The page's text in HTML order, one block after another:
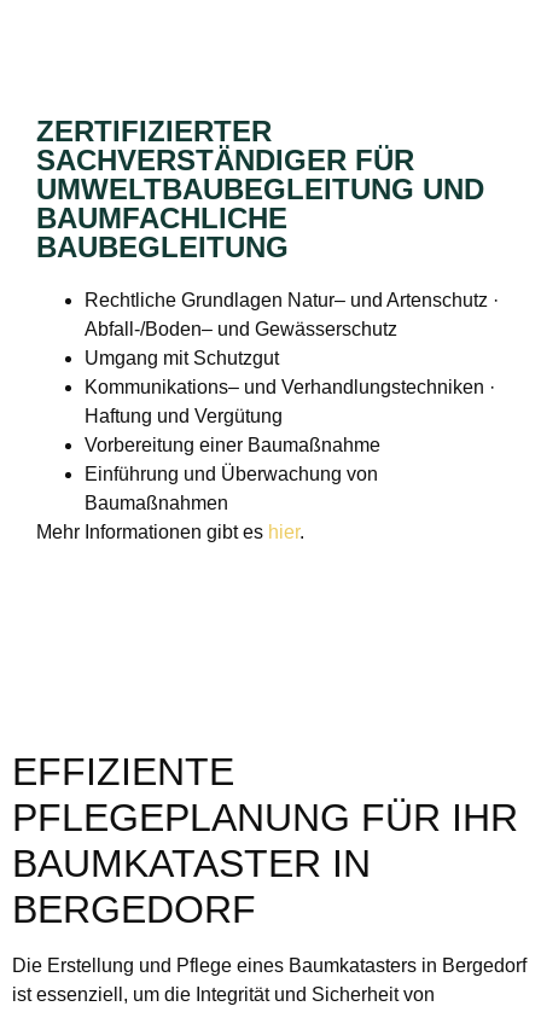
ZERTIFIZIERTER
SACHVERSTÄNDIGER FÜR
UMWELTBAUBEGLEITUNG UND
BAUMFACHLICHE
BAUBEGLEITUNG
Rechtliche Grundlagen Natur– und Artenschutz ·
Abfall-/Boden– und Gewässerschutz
Umgang mit Schutzgut
Kommunikations– und Verhandlungstechniken ·
Haftung und Vergütung
Vorbereitung einer Baumaßnahme
Einführung und Überwachung von
Baumaßnahmen
Mehr Informationen gibt es hier.
EFFIZIENTE
PFLEGEPLANUNG FÜR IHR
BAUMKATASTER IN
BERGEDORF
Die Erstellung und Pflege eines Baumkatasters in Bergedorf
ist essenziell, um die Integrität und Sicherheit von